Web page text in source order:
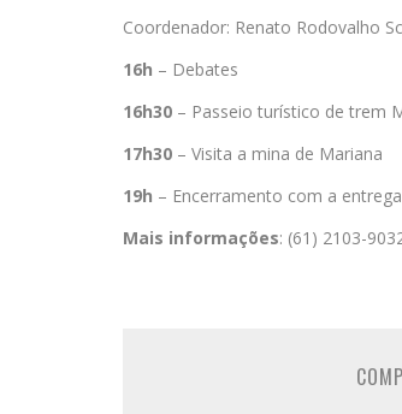
Coordenador: Renato Rodovalho
16h – Debates
16h30 – Passeio turístico de trem
17h30 – Visita a mina de Mariana
19h – Encerramento com a
Mais informações: (61) 2103-